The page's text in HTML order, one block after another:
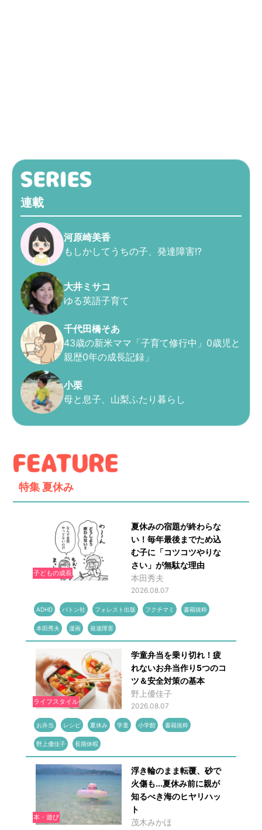
連載
河原崎美香
もしかしてうちの子、発達障害!?
大井ミサコ
ゆる英語子育て
千代田橋そあ
43歳の新米ママ「子育て修行中」0歳児と
親歴0年の成長記録」
小栗
母と息子、山梨ふたり暮らし
特集 夏休み
子どもの成長
夏休みの宿題が終わらな
い！毎年最後までため込
む子に「コツコツやりな
さい」が無駄な理由
本田秀夫
2026.08.07
ADHD バトン社 フォレスト出版 フクチマミ 書籍抜粋
本田秀夫 漫画 発達障害
ライフスタイル
学童弁当を乗り切れ！疲
れないお弁当作り5つのコ
ツ＆安全対策の基本
野上優佳子
2026.08.07
お弁当 レシピ 夏休み 学童 小学館 書籍抜粋
野上優佳子 長期休暇
本・遊び
浮き輪のまま転覆、砂で
火傷も...夏休み前に親が
知るべき海のヒヤリハッ
ト
茂木みかほ